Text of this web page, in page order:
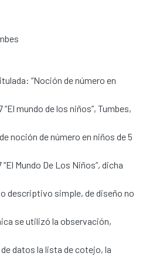
“Noción de número en
mundo de los niños”, Tumbes,
noción de número en niños de 5
Mundo De Los Niños”, dicha
descriptivo simple, de diseño no
se utilizó la observación,
datos la lista de cotejo, la